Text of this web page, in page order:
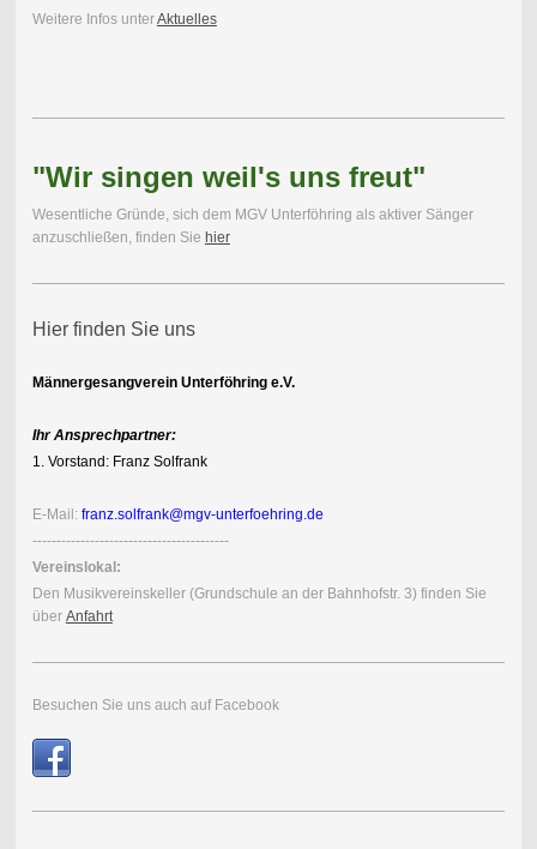
Weitere Infos unterAktuelles
"Wir singen weil's uns freut"
Wesentliche Gründe, sich dem MGV Unterföhring als aktiver Sänger
anzuschließen, finden Sie hier
Hier finden Sie uns
Männergesangverein Unterföhring e.V.
Ihr Ansprechpartner:
1. Vorstand: Franz Solfrank
E-Mail: franz.solfrank@mgv-unterfoehring.de
-----------------------------------------
Vereinslokal:
Den Musikvereinskeller (Grundschule an der Bahnhofstr. 3) finden Sie
über Anfahrt
Besuchen Sie uns auch auf Facebook